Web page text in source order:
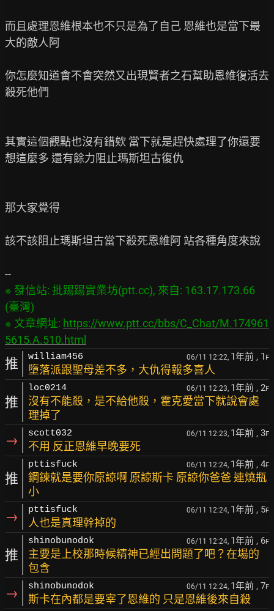
而且處理恩維根本也不只是為了自己 恩維也是當下最
大的敵人阿
你怎麼知道會不會突然又出現賢者之石幫助恩維復活去
殺死他們
其實這個觀點也沒有錯欸 當下就是趕快處理了你還要
想這麼多 還有餘力阻止瑪斯坦古復仇
那大家覺得
該不該阻止瑪斯坦古當下殺死恩維阿 站各種角度來說
※ 發信站: 批踢踢實業坊(ptt.cc), 來自: 163.17.173.66
(臺灣)
※ 文章網址: https://www.ptt.cc/bbs/C_Chat/M.174961
5615.A.510.html
推 william456 06/11 12:22, 1年前 , 1 F
墮落派跟聖母差不多，大仇得報多喜人
推
loc0214 06/11 12:23, 1年前 , 2F
沒有不能殺，是不給他殺，霍克愛當下就說會處
理掉了
→ scott032 06/11 12:23, 1年前 , 3F
不用 反正恩維早晚要死
推
pttisfuck 06/11 12:24, 1年前 , 4F
鋼鍊就是要你原諒啊 原諒斯卡 原諒你爸爸 連燒瓶
小
→ pttisfuck 06/11 12:24, 1年前 , 5F
人也是真理幹掉的
推
shinobunodok 06/11 12:24, 1年前 , 6F
主要是上校那時候精神已經出問題了吧？在場的
包含
→ shinobunodok 06/11 12:24, 1年前 , 7F
斯卡在內都是要宰了恩維的 只是恩維後來自殺